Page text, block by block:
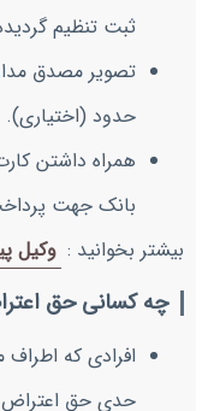
ثبت تنظیم
تصویر مصدق
حدود (اختیاری).
همراه داشتن
بانک جهت
بیشتر بخوانید : وکیل
چه کسانی حق
افرادی که
حدی حق اعتراض